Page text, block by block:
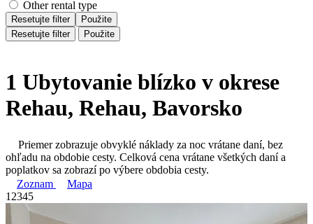
Other rental type
Resetujte filter
Použite
Resetujte filter
Použite
1 Ubytovanie blízko v okrese
Rehau, Rehau, Bavorsko
Priemer zobrazuje obvyklé náklady za noc vrátane daní, bez
ohľadu na obdobie cesty. Celková cena vrátane všetkých daní a
poplatkov sa zobrazí po výbere obdobia cesty.
Zoznam
Mapa
1 2345